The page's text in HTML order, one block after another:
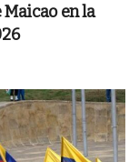
Maicao en la